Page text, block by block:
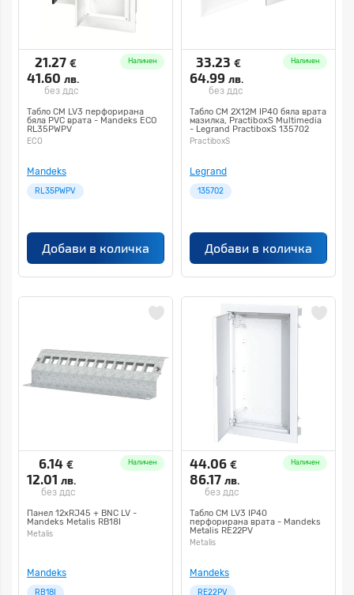
21.27 €
41.60 лв.
без ддс
Наличен
Табло СМ LV3 перфорирана
бяла PVC врата - Mandeks ECO
RL35PWPV
ECO
Mandeks
RL35PWPV
Добави в количка
33.23 €
64.99 лв.
без ддс
Наличен
Табло СМ 2X12М ІР40 бяла врата
мазилка, PractiboxS Multimedia
- Legrand PractiboxS 135702
PractiboxS
Legrand
135702
Добави в количка
6.14 €
12.01 лв.
без ддс
Наличен
Панел 12хRJ45 + BNC LV -
Mandeks Metalis RB18I
Metalis
Mandeks
RB18I
44.06 €
86.17 лв.
без ддс
Наличен
Табло СМ LV3 IP40
перфорирана врата - Mandeks
Metalis RE22PV
Metalis
Mandeks
RE22PV